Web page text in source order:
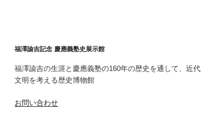
福澤諭吉記念 慶應義塾史展示館
福澤諭吉の生涯と慶應義塾の160年の歴史を通して、近代
文明を考える歴史博物館
お問い合わせ